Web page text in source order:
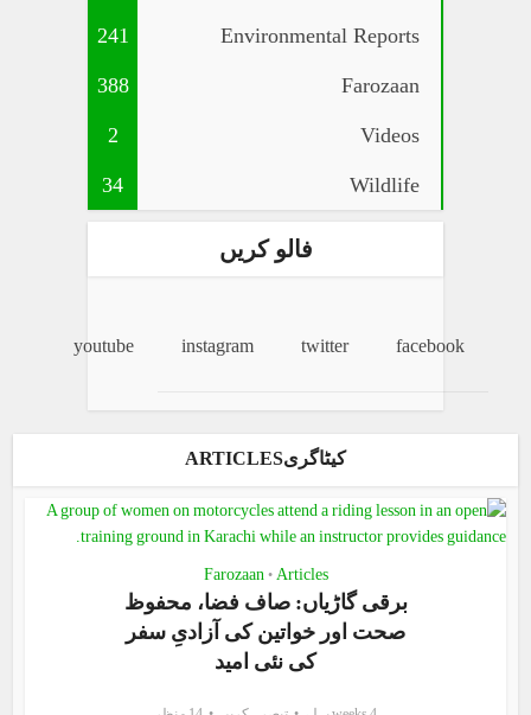
Environmental Reports
241
Farozaan
388
Videos
2
Wildlife
34
فالو کریں
facebook
twitter
instagram
youtube
کیٹاگریARTICLES
Articles
•
Farozaan
برقی گاڑیاں: صاف فضا، محفوظ
صحت اور خواتین کی آزادیِ سفر
کی نئی امید